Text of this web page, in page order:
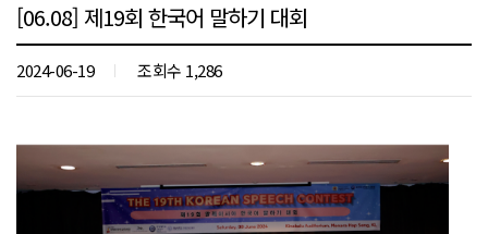
[06.08] 제19회 한국어 말하기 대회
2024-06-19 조회수 1,286